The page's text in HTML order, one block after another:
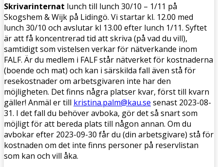
Skrivarinternat lunch till lunch 30/10 – 1/11 på
Skogshem & Wijk på Lidingö. Vi startar kl. 12.00 med
lunch 30/10 och avslutar kl 13.00 efter lunch 1/11. Syftet
är att få koncentrerad tid att skriva (på vad du vill),
samtidigt som vistelsen verkar för nätverkande inom
FALF. Är du medlem i FALF står nätverket för kostnaderna
(boende och mat) och kan i särskilda fall även stå för
resekostnader om arbetsgivaren inte har den
möjligheten. Det finns några platser kvar, först till kvarn
gäller! Anmäl er till kristina.palm@kau.se senast 2023-08-
31. I det fall du behöver avboka, gör det så snart som
möjligt för att bereda plats till någon annan. Om du
avbokar efter 2023-09-30 får du (din arbetsgivare) stå för
kostnaden om det inte finns personer på reservlistan
som kan och vill åka.